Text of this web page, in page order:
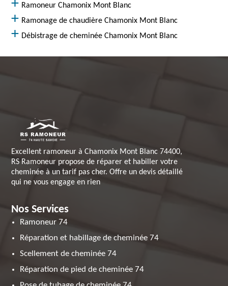
Ramoneur Chamonix Mont Blanc
Ramonage de chaudière Chamonix Mont Blanc
Débistrage de cheminée Chamonix Mont Blanc
Excellent ramoneur à Chamonix Mont Blanc 74400,
RS Ramoneur propose de réparer et habiller votre
cheminée à un tarif pas cher. Offre un devis détaillé
qui ne vous engage en rien
Nos Services
Ramoneur 74
Réparation et habillage de cheminée 74
Scellement de cheminée 74
Réparation de pied de cheminée 74